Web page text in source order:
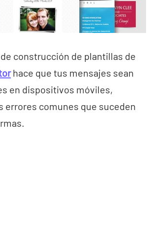
construcción de plantillas de
hace que tus mensajes sean
en dispositivos móviles,
errores comunes que suceden